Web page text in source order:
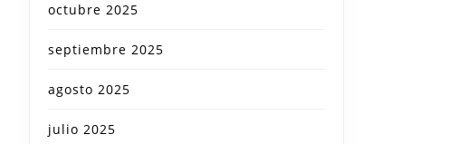
octubre 2025
septiembre 2025
agosto 2025
julio 2025